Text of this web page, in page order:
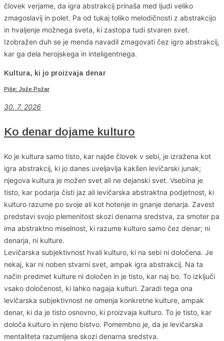
človek verjame, da igra abstrakcij prinaša med ljudi veliko
zmagoslavij in polet. Pa od tukaj toliko melodičnosti z abstrakcijo
in hvaljenje možnega sveta, ki zastopa tudi stvaren svet.
Izobražen duh se je menda navadil zmagovati čez igro abstrakcij,
kar ga dela herojskega in inteligentnega.
Kultura, ki jo proizvaja denar
Piše: Jože Požar
30. 7. 2026
Ko denar dojame kulturo
Ko je kultura samo tisto, kar najde človek v sebi, je izražena kot
igra abstrakcij, ki jo danes uveljavlja kakšen levičarski junak;
njegova kultura je možen svet ali ne dejanski svet. Vsebina je
tisto, kar podarja čisti jaz ali levičarska abstraktna podjetnost, ki
kulturo razume po svoje ali kot hotenje in gnanje denarja. Zavest
predstavi svojo plemenitost skozi denarna sredstva, za smoter pa
ima abstraktno miselnost, ki razume kulturo samo čez denar; ni
denarja, ni kulture.
Levičarska subjektivnost hvali kulturo, ki na sebi ni določena. Je
nekaj, kar ni noben stvarni svet, ampak igra abstrakcij. Na ta
način predmet kulture ni določen in je tisto, kar naj bo. To izključi
vsako določenost, ki lahko nagaja kulturi. Zaradi tega ona
levičarska subjektivnost ne omenja konkretne kulture, ampak
denar, ki da je tisto osnovno, ki proizvaja kulturo. To je tisto, kar
določa kulturo in njeno bistvo. Pomembno je, da je levičarska
mentaliteta razumljena skozi denarna sredstva.